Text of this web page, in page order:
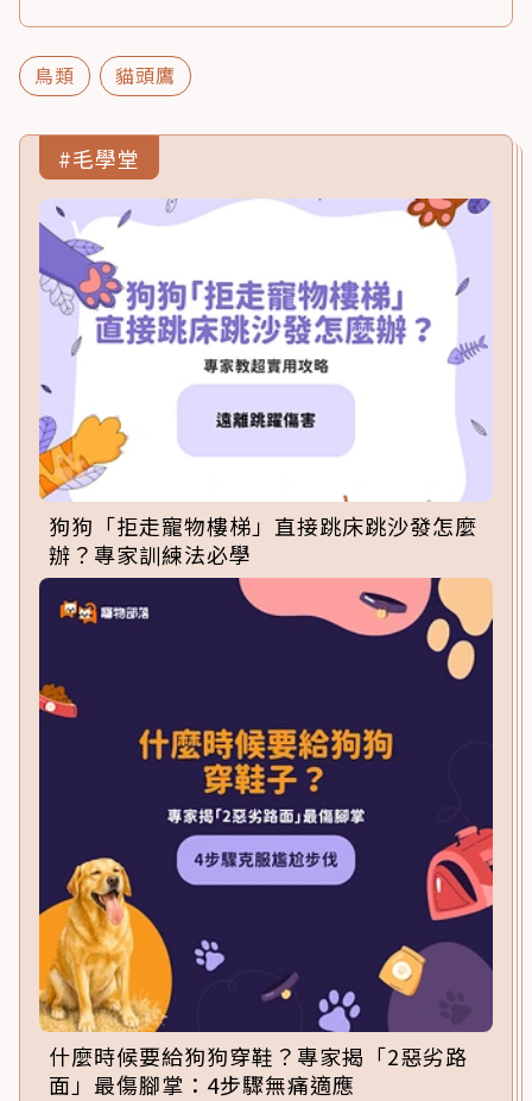
鳥類 貓頭鷹
#毛學堂
狗狗「拒走寵物樓梯」直接跳床跳沙發怎麼
辦？專家訓練法必學
什麼時候要給狗狗穿鞋？專家揭「2惡劣路
面」最傷腳掌：4步驟無痛適應